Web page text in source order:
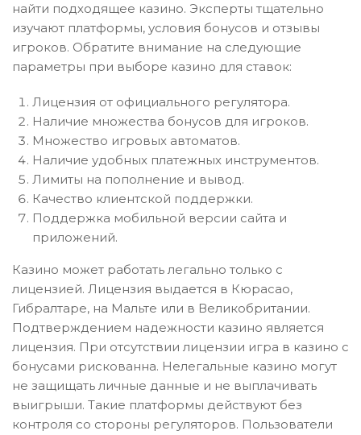
найти подходящее казино. Эксперты тщательно
изучают платформы, условия бонусов и отзывы
игроков. Обратите внимание на следующие
параметры при выборе казино для ставок:
Лицензия от официального регулятора.
Наличие множества бонусов для игроков.
Множество игровых автоматов.
Наличие удобных платежных инструментов.
Лимиты на пополнение и вывод.
Качество клиентской поддержки.
Поддержка мобильной версии сайта и
приложений.
Казино может работать легально только с
лицензией. Лицензия выдается в Кюрасао,
Гибралтаре, на Мальте или в Великобритании.
Подтверждением надежности казино является
лицензия. При отсутствии лицензии игра в казино с
бонусами рискованна. Нелегальные казино могут
не защищать личные данные и не выплачивать
выигрыши. Такие платформы действуют без
контроля со стороны регуляторов. Пользователи